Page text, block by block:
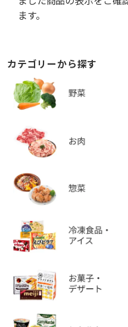
ます。
カテゴリーから探す